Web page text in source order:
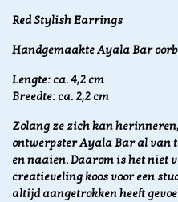
Red Stylish Earrings
Handgemaakte Ayala Bar
Lengte: ca. 4,2 cm
Breedte: ca. 2,2 cm
Zolang ze zich kan
ontwerpster Ayala Bar al van
en naaien. Daarom is het niet
creatieveling koos voor een
altijd aangetrokken heeft